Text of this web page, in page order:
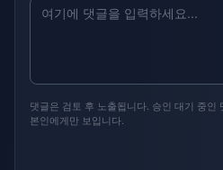
댓글은 검토 후 노출됩니다. 승인 대기 중인
본인에게만 보입니다.